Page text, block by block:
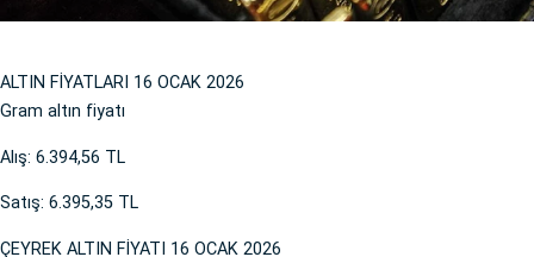
ALTIN FİYATLARI 16 OCAK 2026
Gram altın fiyatı
Alış: 6.394,56 TL
Satış: 6.395,35 TL
ÇEYREK ALTIN FİYATI 16 OCAK 2026